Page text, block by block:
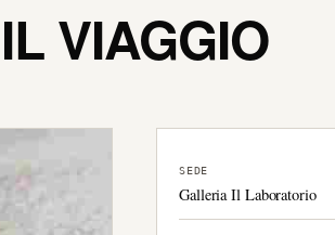
VIAGGIO
SEDE
Galleria Il Laboratorio